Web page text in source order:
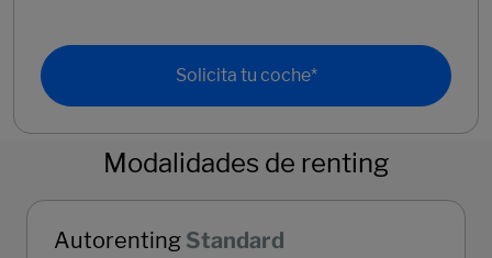
Solicita tu coche*
Modalidades de renting
Autorenting Standard